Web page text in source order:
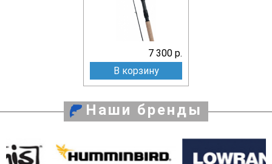
7 300 р.
В корзину
Наши бренды